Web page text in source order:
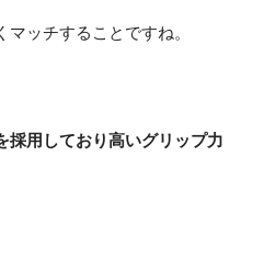
ッチすることですね。
採用しており高いグリップ力